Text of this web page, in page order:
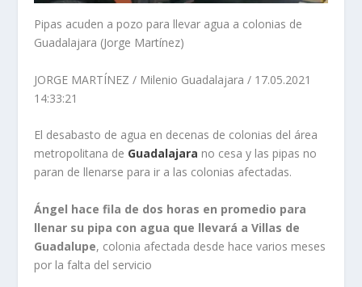
Pipas acuden a pozo para llevar agua a colonias de
Guadalajara (Jorge Martínez)
JORGE MARTÍNEZ / Milenio Guadalajara / 17.05.2021
14:33:21
El desabasto de agua en decenas de colonias del área
metropolitana de Guadalajara no cesa y las pipas no
paran de llenarse para ir a las colonias afectadas.
Ángel hace fila de dos horas en promedio para
llenar su pipa con agua que llevará a Villas de
Guadalupe, colonia afectada desde hace varios meses
por la falta del servicio